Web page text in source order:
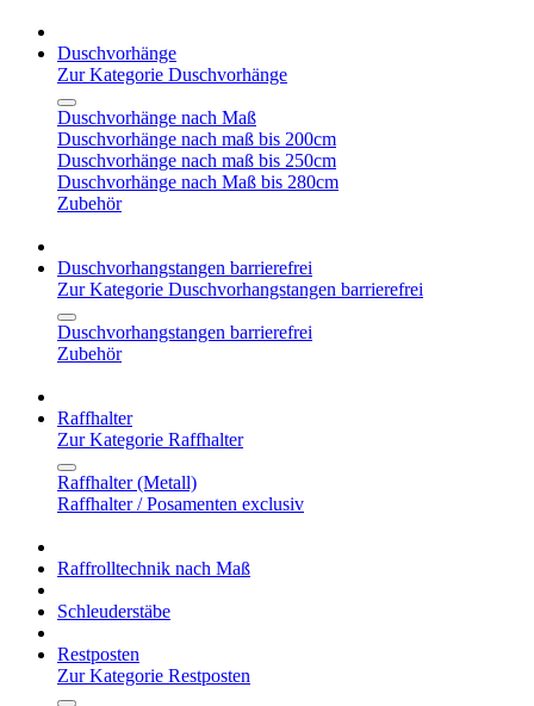
Duschvorhänge
Zur Kategorie Duschvorhänge
Duschvorhänge nach Maß
Duschvorhänge nach maß bis 200cm
Duschvorhänge nach maß bis 250cm
Duschvorhänge nach Maß bis 280cm
Zubehör
Duschvorhangstangen barrierefrei
Zur Kategorie Duschvorhangstangen barrierefrei
Duschvorhangstangen barrierefrei
Zubehör
Raffhalter
Zur Kategorie Raffhalter
Raffhalter (Metall)
Raffhalter / Posamenten exclusiv
Raffrolltechnik nach Maß
Schleuderstäbe
Restposten
Zur Kategorie Restposten